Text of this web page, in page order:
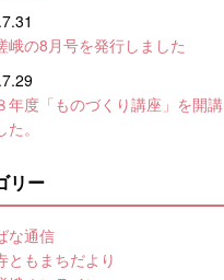
峨の8月号を発行しました
年度「ものづくり講座」を開講
た。
リー
な通信
ともまちだより